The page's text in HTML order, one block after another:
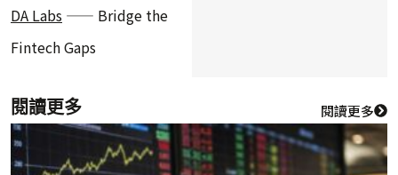
DA Labs —— Bridge the
Fintech Gaps
閱讀更多 閱讀更多